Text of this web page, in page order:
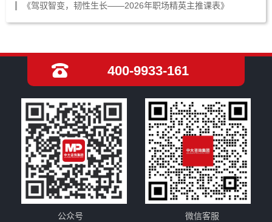
《驾驭智变，韧性生长——2026年职场精英主推课表》
400-9933-161
公众号 微信客服